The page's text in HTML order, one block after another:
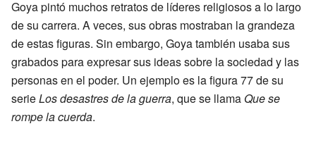
Goya pintó muchos retratos de líderes religiosos a lo largo
de su carrera. A veces, sus obras mostraban la grandeza
de estas figuras. Sin embargo, Goya también usaba sus
grabados para expresar sus ideas sobre la sociedad y las
personas en el poder. Un ejemplo es la figura 77 de su
serieLos desastres de la guerra, que se llama Que se
rompe la cuerda.